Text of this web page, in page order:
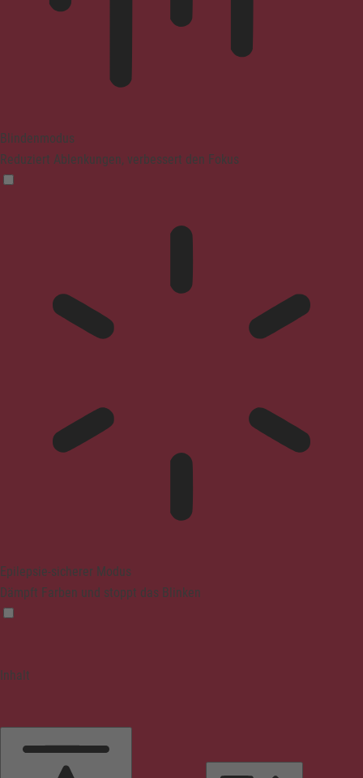
Blindenmodus
Reduziert Ablenkungen, verbessert den Fokus
Epilepsie-sicherer Modus
Dämpft Farben und stoppt das Blinken
Inhalt